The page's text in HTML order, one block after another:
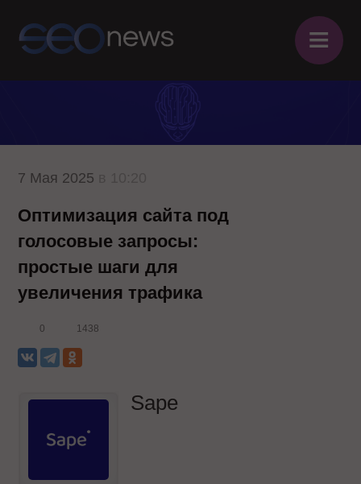
≡
7 Мая 2025
Оптимизация сайта под
голосовые запросы:
простые шаги для
увеличения трафика
0 1438
Sape